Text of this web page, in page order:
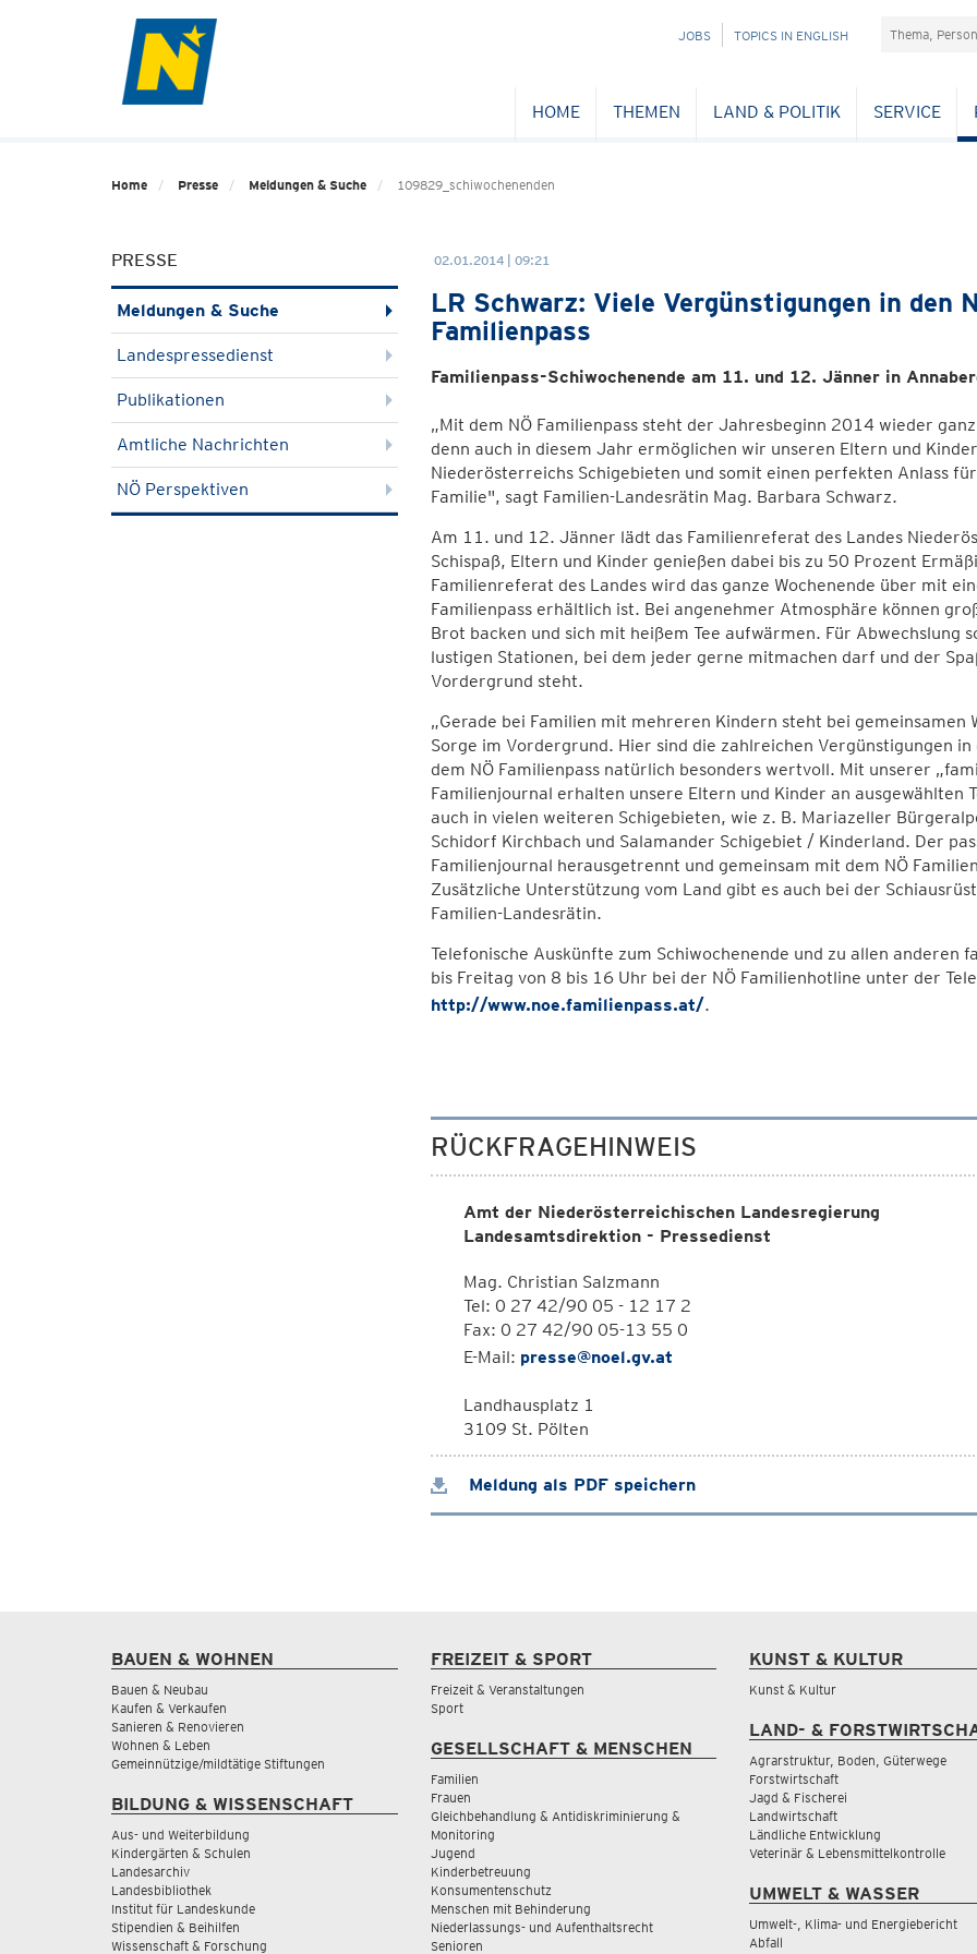
NAVIGATION
JOBS TOPICS IN ENGLISH Suchefeld
HOME THEMEN LAND & POLITIK SERVICE
Home Presse Meldungen & Suche 109829_schiwochenenden
PRESSE
Meldungen & Suche
Landespressedienst
Publikationen
Amtliche Nachrichten
NÖ Perspektiven
02.01.2014 | 09:21
LR Schwarz: Viele Vergünstigungen in den
Familienpass
Familienpass-Schiwochenende am 11. und 12. Jänner in
„Mit dem NÖ Familienpass steht der Jahresbeginn 2014 wieder
denn auch in diesem Jahr ermöglichen wir unseren Eltern und
Niederösterreichs Schigebieten und somit einen perfekten Anlass
Familie", sagt Familien-Landesrätin Mag. Barbara Schwarz.
Am 11. und 12. Jänner lädt das Familienreferat des Landes
Schispaß, Eltern und Kinder genießen dabei bis zu 50 Prozent
Familienreferat des Landes wird das ganze Wochenende über mit
Familienpass erhältlich ist. Bei angenehmer Atmosphäre können
Brot backen und sich mit heißem Tee aufwärmen. Für Abwechslung
lustigen Stationen, bei dem jeder gerne mitmachen darf und der
Vordergrund steht.
„Gerade bei Familien mit mehreren Kindern steht bei
Sorge im Vordergrund. Hier sind die zahlreichen Vergünstigungen
dem NÖ Familienpass natürlich besonders wertvoll. Mit unserer
Familienjournal erhalten unsere Eltern und Kinder an ausgewählten
auch in vielen weiteren Schigebieten, wie z. B. Mariazeller
Schidorf Kirchbach und Salamander Schigebiet / Kinderland. Der
Familienjournal herausgetrennt und gemeinsam mit dem NÖ
Zusätzliche Unterstützung vom Land gibt es auch bei der
Familien-Landesrätin.
Telefonische Auskünfte zum Schiwochenende und zu allen anderen
bis Freitag von 8 bis 16 Uhr bei der NÖ Familienhotline unter der
http://www.noe.familienpass.at/.
RÜCKFRAGEHINWEIS
Amt der Niederösterreichischen Landesregierung
Landesamtsdirektion - Pressedienst
Mag. Christian Salzmann
Tel: 0 27 42/90 05 - 12 17 2
Fax: 0 27 42/90 05-13 55 0
E-Mail: presse@noel.gv.at
Landhausplatz 1
3109 St. Pölten
Meldung als PDF speichern
BAUEN & WOHNEN
Bauen & Neubau
Kaufen & Verkaufen
Sanieren & Renovieren
Wohnen & Leben
Gemeinnützige/mildtätige Stiftungen
BILDUNG & WISSENSCHAFT
Aus- und Weiterbildung
Kindergärten & Schulen
Landesarchiv
Landesbibliothek
Institut für Landeskunde
Stipendien & Beihilfen
Wissenschaft & Forschung
FREIZEIT & SPORT
Freizeit & Veranstaltungen
Sport
GESELLSCHAFT & MENSCHEN
Familien
Frauen
Gleichbehandlung & Antidiskriminierung &
Monitoring
Jugend
Kinderbetreuung
Konsumentenschutz
Menschen mit Behinderung
Niederlassungs- und Aufenthaltsrecht
Senioren
KUNST & KULTUR
Kunst & Kultur
LAND- &
Agrarstruktur, Boden, Güterwege
Forstwirtschaft
Jagd & Fischerei
Landwirtschaft
Ländliche Entwicklung
Veterinär & Lebensmittelkontrolle
UMWELT & WASSER
Umwelt-, Klima- und Energiebericht
Abfall